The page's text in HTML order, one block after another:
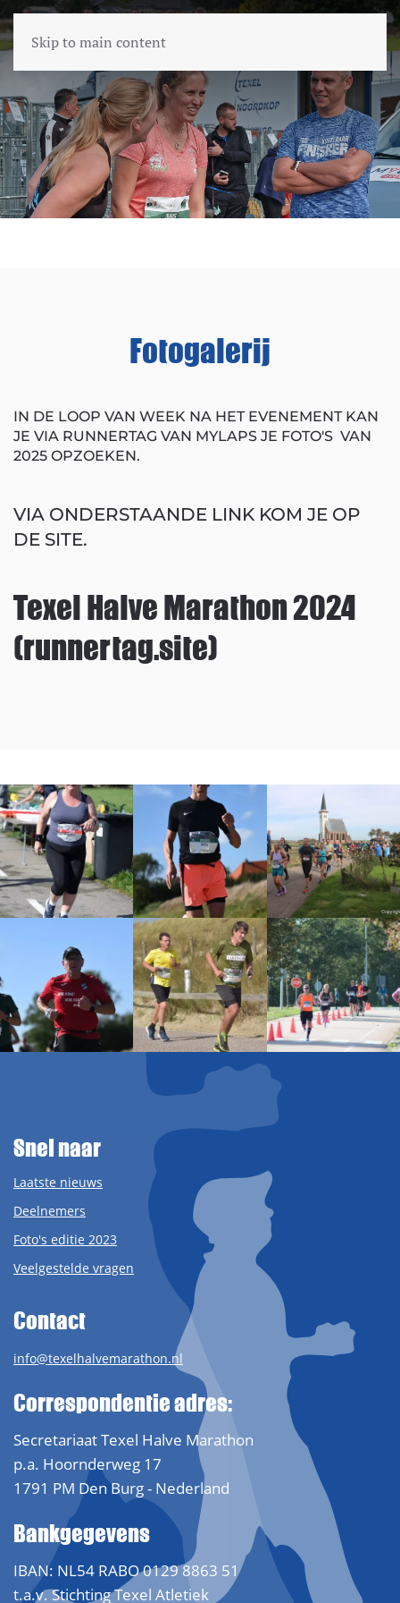
Skip to main content
Fotogalerij
IN DE LOOP VAN WEEK NA HET EVENEMENT KAN
JE VIA RUNNERTAG VAN MYLAPS JE FOTO'S VAN
2025 OPZOEKEN.
VIA ONDERSTAANDE LINK KOM JE OP
DE SITE.
Texel Halve Marathon 2024
(runnertag.site)
Snel naar
Laatste nieuws
Deelnemers
Foto's editie 2023
Veelgestelde vragen
Contact
info@texelhalvemarathon.nl
Correspondentie adres:
Secretariaat Texel Halve Marathon
p.a. Hoornderweg 17
1791 PM Den Burg - Nederland
Bankgegevens
IBAN: NL54 RABO 0129 8863 51
t.a.v. Stichting Texel Atletiek